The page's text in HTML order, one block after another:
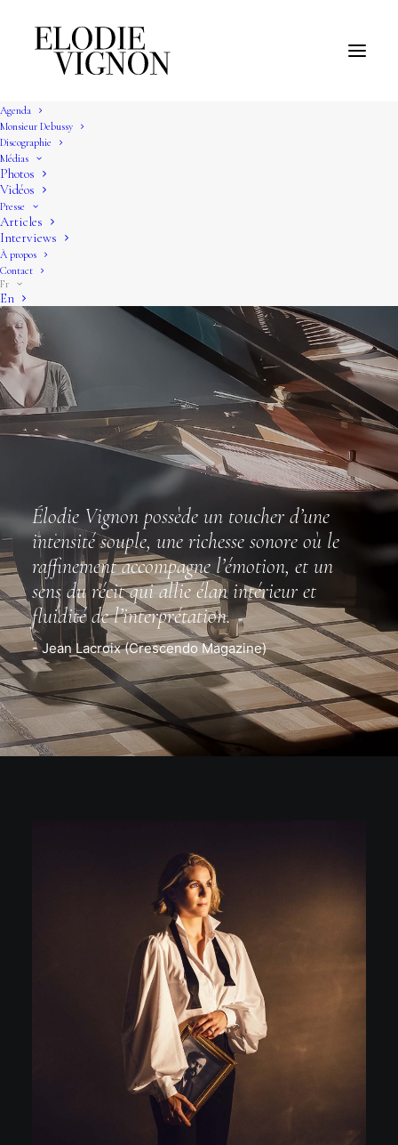
Agenda
Monsieur Debussy
Discographie
Médias
Photos
Vidéos
Presse
Articles
Interviews
À propos
Contact
Fr
En
Élodie Vignon possède un toucher d’une
intensité souple, une richesse sonore où le
raffinement accompagne l’émotion, et un
sens du récit qui allie élan intérieur et
fluidité de l’interprétation.
- Jean Lacroix (Crescendo Magazine)